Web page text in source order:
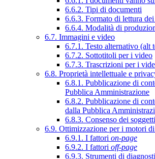
6.6.2. Tipi di documenti
6.6.3. Formato di lettura
6.6.4. Modalità di
6.7. Immagini e video
6.7.1. Testo alternativo (alt
6.7.2. Sottotitoli per i video
6.7.3. Trascrizioni per i
6.8. Proprietà intellettuale e
6.8.1. Pubblicazione di
Pubblica Amministrazione
6.8.2. Pubblicazione di
dalla Pubblica
6.8.3. Consenso dei
6.9. Ottimizzazione per i motori
6.9.1. I fattori on-page
6.9.2. I fattori off-page
6.9.3. Strumenti di